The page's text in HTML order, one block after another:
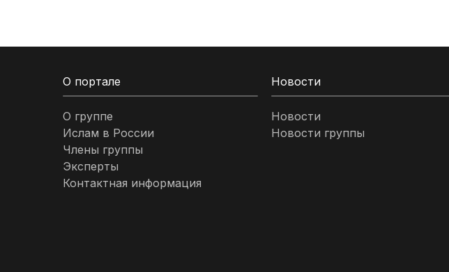
Малайзия
Марокко
Нигерия
О портале
О группе
Ислам в России
Члены группы
Эксперты
Контактная информация
Новости
Новости
Новости группы